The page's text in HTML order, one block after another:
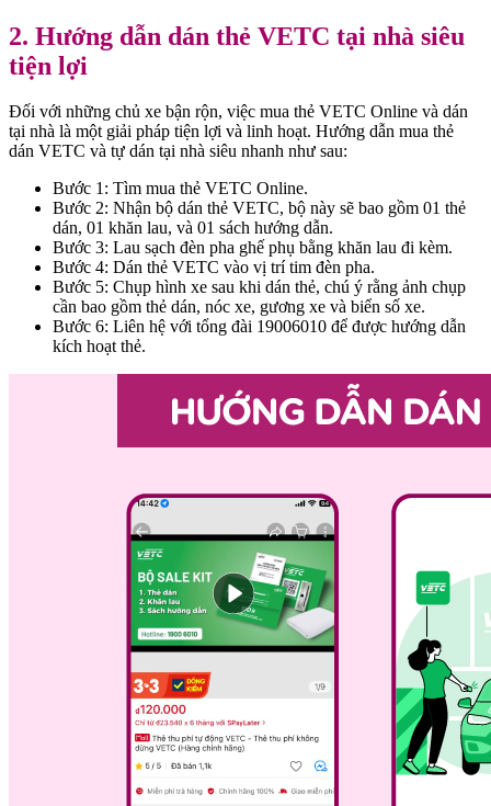
2. Hướng dẫn dán thẻ VETC tại nhà siêu
tiện lợi
Đối với những chủ xe bận rộn, việc mua thẻ VETC Online và dán
tại nhà là một giải pháp tiện lợi và linh hoạt. Hướng dẫn mua thẻ
dán VETC và tự dán tại nhà siêu nhanh như sau:
Bước 1: Tìm mua thẻ VETC Online.
Bước 2: Nhận bộ dán thẻ VETC, bộ này sẽ bao gồm 01 thẻ
dán, 01 khăn lau, và 01 sách hướng dẫn.
Bước 3: Lau sạch đèn pha ghế phụ bằng khăn lau đi kèm.
Bước 4: Dán thẻ VETC vào vị trí tim đèn pha.
Bước 5: Chụp hình xe sau khi dán thẻ, chú ý rằng ảnh chụp
cần bao gồm thẻ dán, nóc xe, gương xe và biển số xe.
Bước 6: Liên hệ với tổng đài 19006010 để được hướng dẫn
kích hoạt thẻ.